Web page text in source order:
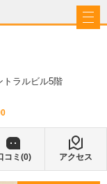
トラルビル5階
コミ(0) アクセス